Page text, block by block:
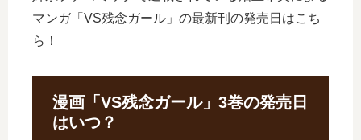
マンガ「VS残念ガール」の最新刊の発売日はこち
ら！
漫画「VS残念ガール」3巻の発売日
はいつ？